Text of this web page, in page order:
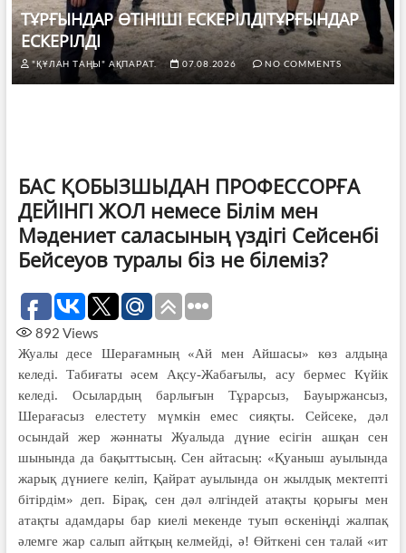
ТҰРҒЫНДАР ӨТІНІШІ ЕСКЕРІЛДІТҰРҒЫНДАР
ЕСКЕРІЛДІ
"ҚҰЛАН ТАҢЫ" АҚПАРАТ. 07.08.2026 NO COMMENTS
БАС ҚОБЫЗШЫДАН ПРОФЕССОРҒА
ДЕЙІНГІ ЖОЛ немесе Білім мен
Мәдениет саласының үздігі Сейсенбі
Бейсеуов туралы біз не білеміз?
892 Views
Жуалы десе Шерағамның «Ай мен Айшасы» көз алдыңа
келеді. Табиғаты әсем Ақсу-Жабағылы, асу бермес Күйік
келеді. Осылардың барлығын Тұрарсыз, Бауыржансыз,
Шерағасыз елестету мүмкін емес сияқты. Сейсеке, дәл
осындай жер жәннаты Жуалыда дүние есігін ашқан сен
шынында да бақыттысың. Сен айтасың: «Қуаныш ауылында
жарық дүниеге келіп, Қайрат ауылында он жылдық мектепті
бітірдім» деп. Бірақ, сен дәл әлгіндей атақты қорығы мен
атақты адамдары бар киелі мекенде туып өскеніңді жалпақ
әлемге жар салып айтқың келмейді, ә! Өйткені сен талай «ит